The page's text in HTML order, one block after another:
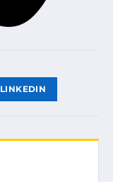
LINKEDIN